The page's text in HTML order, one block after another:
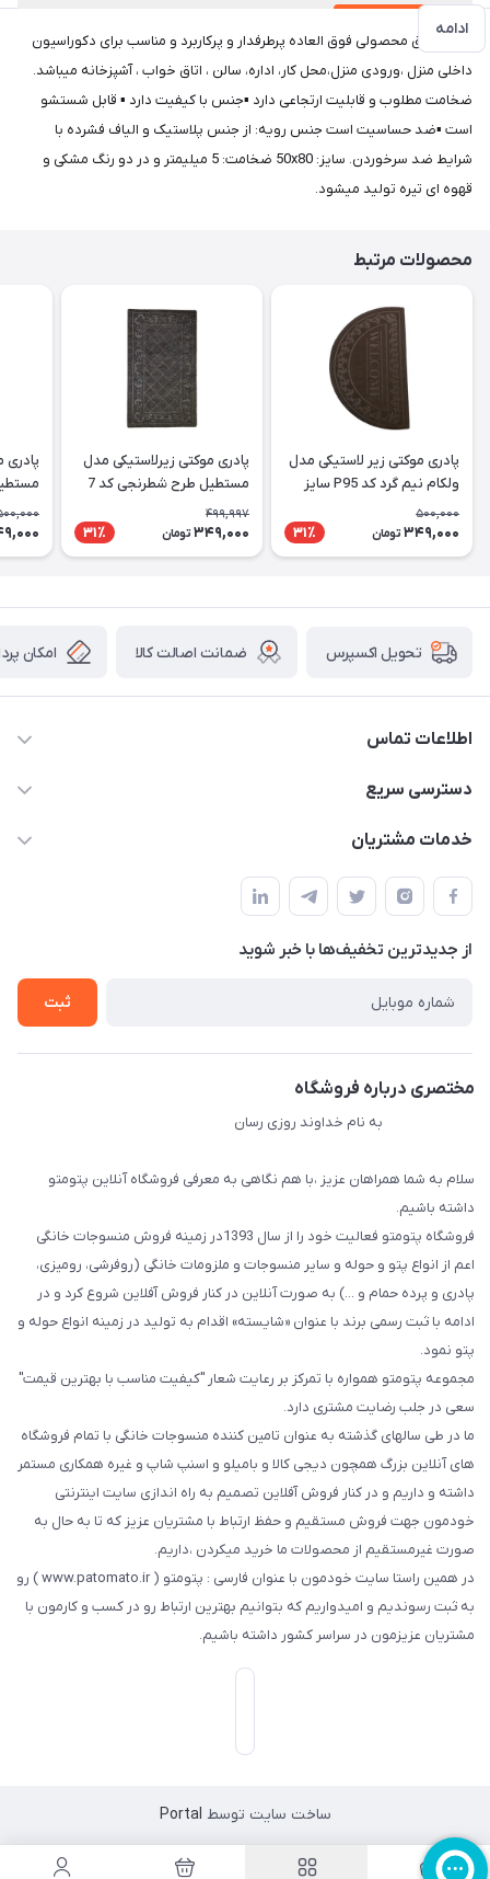
ادامه
پادری فوق محصولی فوق العاده پرطرفدار و پرکاربرد و مناسب برای دکوراسیون
داخلی منزل ،ورودی منزل،محل کار، اداره، سالن ، اتاق خواب ، آشپزخانه میباشد.
ضخامت مطلوب و قابلیت ارتجاعی دارد ▪جنس با کیفیت دارد ▪ قابل شستشو
است ▪ضد حساسیت است جنس رویه: از جنس پلاستیک و الیاف فشرده با
شرایط ضد سرخوردن. سایز: 50x80 ضخامت: 5 میلیمتر و در دو رنگ مشکی و
قهوه ای تیره تولید میشود.
محصولات مرتبط
پادری موکتی زیر لاستیکی مدل
ولکام نیم گرد کد P95 سایز
500,000
349,000 تومان 31٪
پادری موکتی زیرلاستیکی مدل
مستطیل طرح شطرنجی کد 7
سایز 50X80 سانتی متر
499,997
349,000 تومان 31٪
پادری
تحویل اکسپرس ضمانت اصالت کالا امکان
اطلاعات تماس
09034287359
دسترسی سریع
حساب کاربری
لیست محصولات
درباره ما
خدمات مشتریان
قوانین و مقررات
حریم خصوصی
راهنما
از جدید‌ترین تخفیف‌ها با‌ خبر شوید
ثبت
مختصری درباره فروشگاه
به نام خداوند روزی رسان
سلام به شما همراهان عزیز ،با هم نگاهی به معرفی فروشگاه آنلاین پتومتو
داشته باشیم.
فروشگاه پتومتو فعالیت خود را از سال 1393در زمینه فروش منسوجات خانگی
اعم از انواع پتو و حوله و سایر منسوجات و ملزومات خانگی (روفرشی، رومیزی،
پادری و پرده حمام و ...) به صورت آنلاین در کنار فروش آفلاین شروع کرد و در
ادامه با ثبت رسمی برند با عنوان «شایسته» اقدام به تولید در زمینه انواع حوله و
پتو نمود.
مجموعه پتومتو همواره با تمرکز بر رعایت شعار "کیفیت مناسب با بهترین قیمت"
سعی در جلب رضایت مشتری دارد.
ما در طی سالهای گذشته به عنوان تامین کننده منسوجات خانگی با تمام فروشگاه
های آنلاین بزرگ همچون دیجی کالا و بامیلو و اسنپ شاپ و غیره همکاری مستمر
داشته و داریم و در کنار فروش آفلاین تصمیم به راه اندازی سایت اینترنتی
خودمون جهت فروش مستقیم و حفظ ارتباط با مشتریان عزیز که تا به حال به
صورت غیرمستقیم از محصولات ما خرید میکردن ،داریم.
در همین راستا سایت خودمون با عنوان فارسی : پتومتو ( www.patomato.ir ) رو
به ثبت رسوندیم و امیدواریم که بتوانیم بهترین ارتباط رو در کسب و کارمون با
مشتریان عزیزمون در سراسر کشور داشته باشیم.
ساخت سایت توسط Portal